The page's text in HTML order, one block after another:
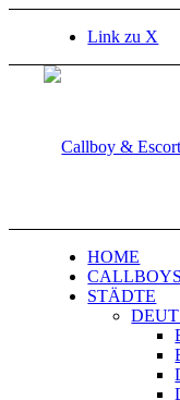
Link zu X
HOME
CALLBOYS
STÄDTE